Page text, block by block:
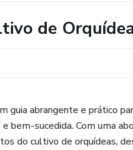
de
guia abrangente e prático
bem-sucedida. Com uma
do cultivo de orquídeas,